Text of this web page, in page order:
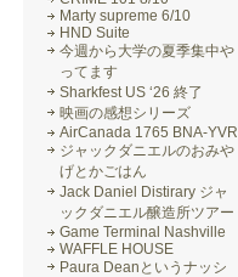
Marty supreme 6/10
HND Suite
今週から大学の夏季集中や
ってます
Sharkfest US ‘26 終了
映画の感想シリーズ
AirCanada 1765 BNA-YVR
ジャックダニエルのおみや
げとかごはん
Jack Daniel Distirary ジャ
ックダニエル醸造所ツアー
Game Terminal Nashville
WAFFLE HOUSE
Paura Deanというナッシ